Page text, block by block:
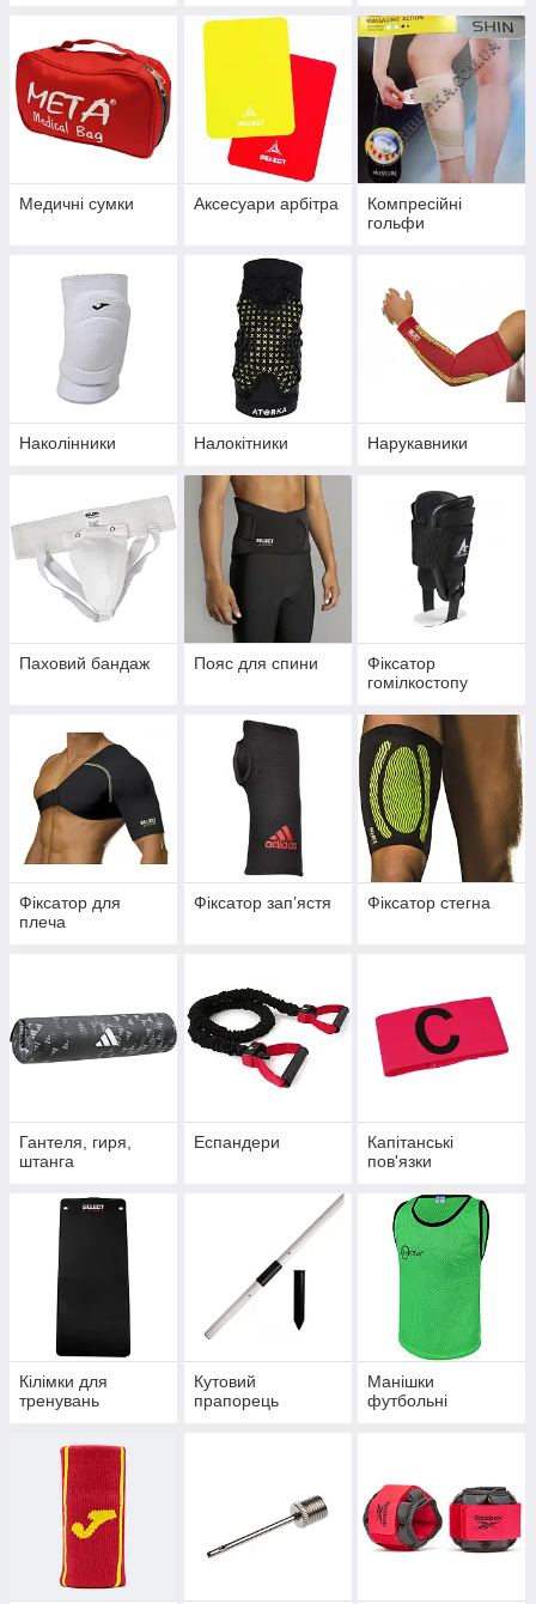
Медичні сумки Аксесуари арбітра
Компресійні
гольфи
Наколінники Налокітники Нарукавники
Паховий бандаж Пояс для спини
Фіксатор
гомілкостопу
Фіксатор для
плеча
Фіксатор запʼястя Фіксатор стегна
Гантеля, гиря,
штанга
Еспандери
Капітанські
пов'язки
Кілімки для
тренувань
Кутовий
прапорець
Манішки
футбольні